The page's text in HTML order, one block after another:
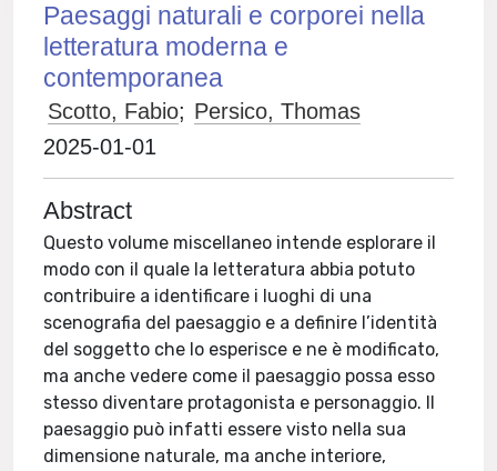
Paesaggi naturali e corporei nella
letteratura moderna e
contemporanea
Scotto, Fabio; Persico, Thomas
2025-01-01
Abstract
Questo volume miscellaneo intende esplorare il
modo con il quale la letteratura abbia potuto
contribuire a identificare i luoghi di una
scenografia del paesaggio e a definire l’identità
del soggetto che lo esperisce e ne è modificato,
ma anche vedere come il paesaggio possa esso
stesso diventare protagonista e personaggio. Il
paesaggio può infatti essere visto nella sua
dimensione naturale, ma anche interiore,